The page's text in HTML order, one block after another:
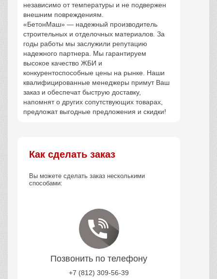
независимо от температуры и не подвержен
внешним повреждениям.
«БетонМаш» — надежный производитель
строительных и отделочных материалов. За
годы работы мы заслужили репутацию
надежного партнера. Мы гарантируем
высокое качество ЖБИ и
конкурентоспособные цены на рынке. Наши
квалифицированные менеджеры примут Ваш
заказ и обеспечат быструю доставку,
напомнят о других сопутствующих товарах,
предложат выгодные предложения и скидки!
Как сделать заказ
Вы можете сделать заказ несколькими
способами:
Позвонить по телефону
+7 (812) 309-56-39